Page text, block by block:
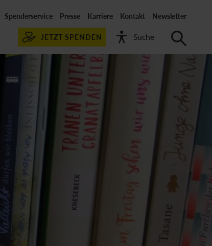
Spenderservice Presse Karriere Kontakt Newsletter
JETZT SPENDEN